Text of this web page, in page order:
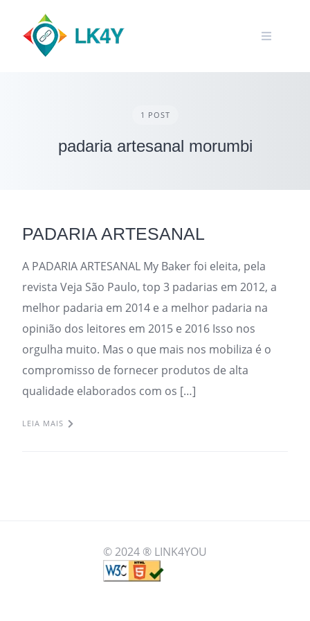
content
1 POST
padaria artesanal morumbi
PADARIA ARTESANAL
A PADARIA ARTESANAL My Baker foi eleita, pela
revista Veja São Paulo, top 3 padarias em 2012, a
melhor padaria em 2014 e a melhor padaria na
opinião dos leitores em 2015 e 2016 Isso nos
orgulha muito. Mas o que mais nos mobiliza é o
compromisso de fornecer produtos de alta
qualidade elaborados com os […]
LEIA MAIS
© 2024 ® LINK4YOU